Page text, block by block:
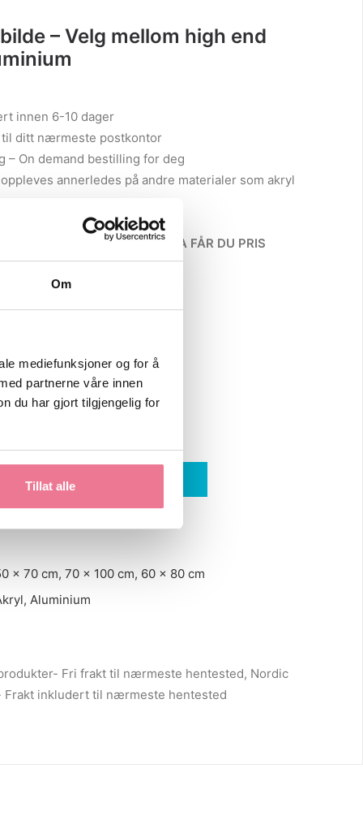
Om
mediefunksjoner og for å
partnerne våre innen
du har gjort tilgjengelig for
Tillat alle
284
– Velg mellom high end
innen 6-10 dager
ditt nærmeste postkontor
On demand bestilling for deg
annerledes på andre materialer som akryl
AKRYL ELLER ALUMINIUM, DA FÅR DU PRIS
100 cm 60 x 80 cm
LEGG I HANDLEKURV
x 70 cm, 70 x 100 cm, 60 x 80 cm
Aluminium
Fri frakt til nærmeste hentested, Nordic
Frakt inkludert til nærmeste hentested